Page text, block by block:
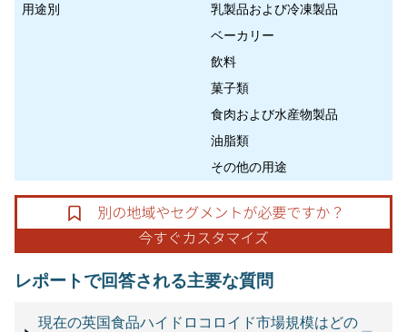
用途別
乳製品および冷凍製品
ベーカリー
飲料
菓子類
食肉および水産物製品
油脂類
その他の用途
レポートで回答される主要な質問
現在の英国食品ハイドロコロイド市場規模はどの